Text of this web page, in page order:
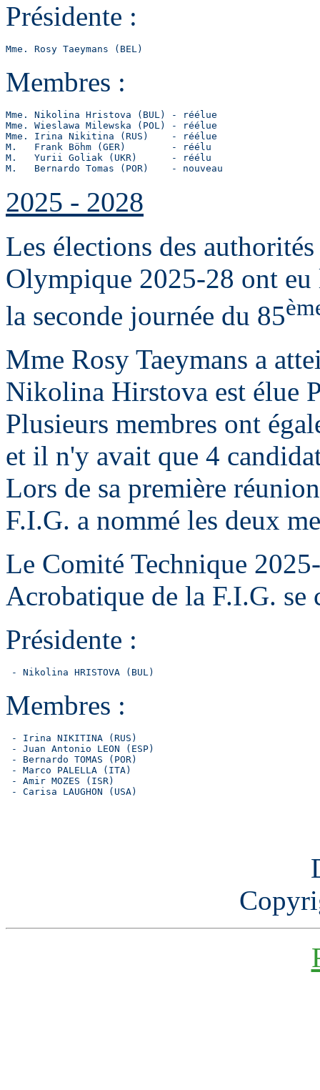
Présidente :
Mme. Rosy Taeymans (BEL)
Membres :
Mme. Nikolina Hristova (BUL) - réélue
Mme. Wieslawa Milewska (POL) - réélue
Mme. Irina Nikitina (RUS)    - réélue
M.   Frank Böhm (GER)        - réélu
M.   Yurii Goliak (UKR)      - réélu
M.   Bernardo Tomas (POR)    - nouveau
2025 - 2028
Les élections des
Olympique 2025-28 ont
la seconde journée du 85
Mme Rosy Taeymans a
Nikolina Hirstova est élue
Plusieurs membres ont
et il n'y avait que 4
Lors de sa première
F.I.G. a nommé les deux
Le Comité Technique
Acrobatique de la F.I.G. se
Présidente :
- Nikolina HRISTOVA (BUL)
Membres :
- Irina NIKITINA (RUS)
- Juan Antonio LEON (ESP)
- Bernardo TOMAS (POR)
- Marco PALELLA (ITA)
- Amir MOZES (ISR)